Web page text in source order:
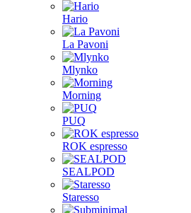
Hario
La Pavoni
Mlynko
Morning
PUQ
ROK espresso
SEALPOD
Staresso